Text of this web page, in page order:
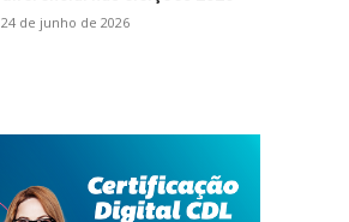
24 de junho de 2026